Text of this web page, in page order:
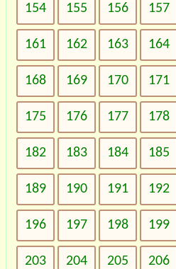
154 155 156 157
161 162 163 164
168 169 170 171
175 176 177 178
182 183 184 185
189 190 191 192
196 197 198 199
203 204 205 206